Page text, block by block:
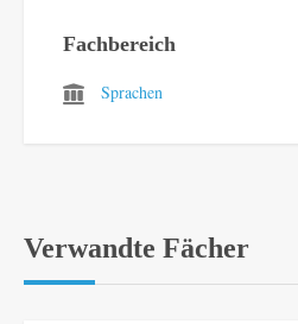
Fachbereich
Sprachen
Verwandte Fächer